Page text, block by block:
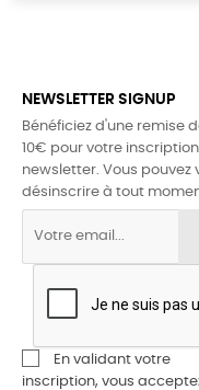
NEWSLETTER SIGNUP
Bénéficiez d'une remise
10€ pour votre
newsletter. Vous pouvez
désinscrire à tout
En validant votre
inscription, vous